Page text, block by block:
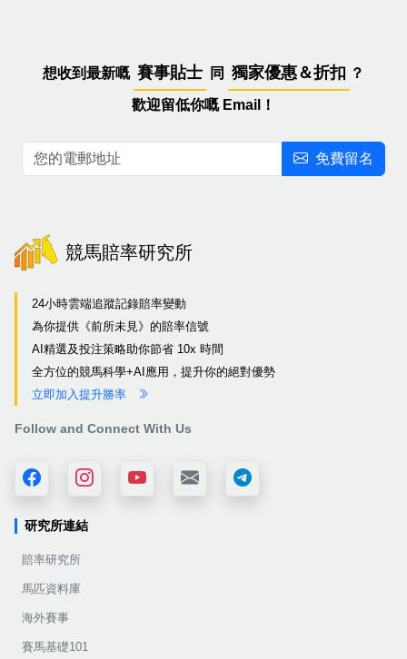
想收到最新嘅 賽事貼士 同 獨家優惠＆折扣 ？
歡迎留低你嘅 Email！
免費留名
競馬賠率研究所
24小時雲端追蹤記錄賠率變動
為你提供《前所未見》的賠率信號
AI精選及投注策略助你節省 10x 時間
全方位的競馬科學+AI應用，提升你的絕對優勢
立即加入提升勝率
Follow and Connect With Us
研究所連結
賠率研究所
馬匹資料庫
海外賽事
賽馬基礎101